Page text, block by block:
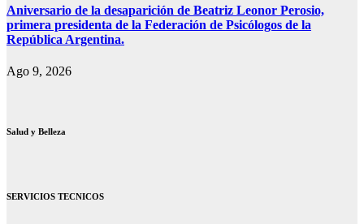
Aniversario de la desaparición de Beatriz Leonor Perosio,
primera presidenta de la Federación de Psicólogos de la
República Argentina.
Ago 9, 2026
Salud y Belleza
SERVICIOS TECNICOS